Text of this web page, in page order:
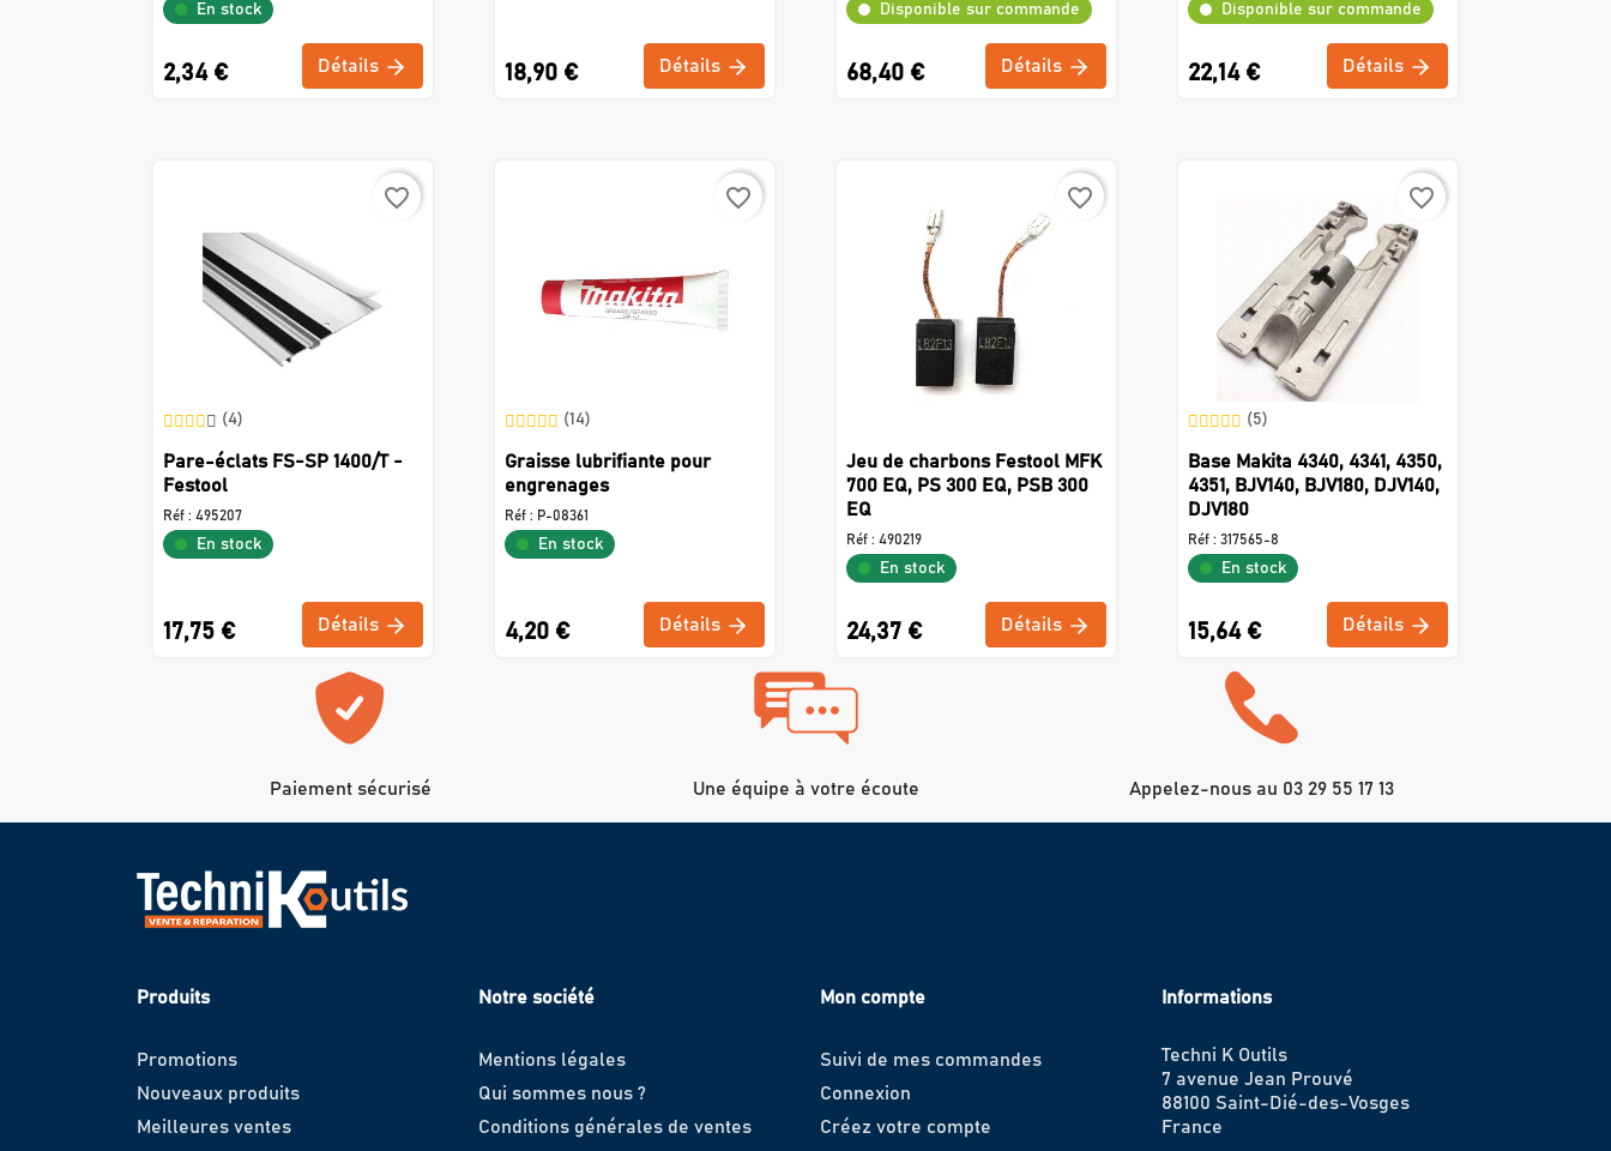
En stock
2,34 € Détails 18,90 € Détails
Disponible sur commande
68,40 € Détails
Disponible sur commande
22,14 € Détails
favorite_border
(4)
Pare-éclats FS-SP 1400/T -
Festool
Réf : 495207
En stock
17,75 € Détails
favorite_border
(14)
Graisse lubrifiante pour
engrenages
Réf : P-08361
En stock
4,20 € Détails
favorite_border
Jeu de charbons Festool MFK
700 EQ, PS 300 EQ, PSB 300
EQ
Réf : 490219
En stock
24,37 € Détails
favorite_border
(5)
Base Makita 4340, 4341, 4350,
4351, BJV140, BJV180, DJV140,
DJV180
Réf : 317565-8
En stock
15,64 € Détails
Paiement sécurisé Une équipe à votre écoute Appelez-nous au 03 29 55 17 13
Produits
Promotions
Nouveaux produits
Meilleures ventes
Notre société
Mentions légales
Qui sommes nous ?
Conditions générales de ventes
Mon compte
Suivi de mes commandes
Connexion
Créez votre compte
Informations
Techni K Outils
7 avenue Jean Prouvé
88100 Saint-Dié-des-Vosges
France